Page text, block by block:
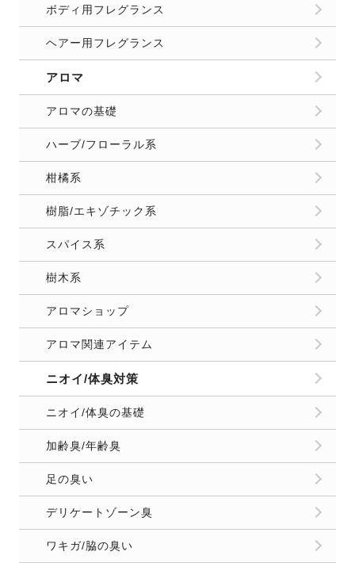
ボディ用フレグランス
ヘアー用フレグランス
アロマ
アロマの基礎
ハーブ/フローラル系
柑橘系
樹脂/エキゾチック系
スパイス系
樹木系
アロマショップ
アロマ関連アイテム
ニオイ/体臭対策
ニオイ/体臭の基礎
加齢臭/年齢臭
足の臭い
デリケートゾーン臭
ワキガ/脇の臭い